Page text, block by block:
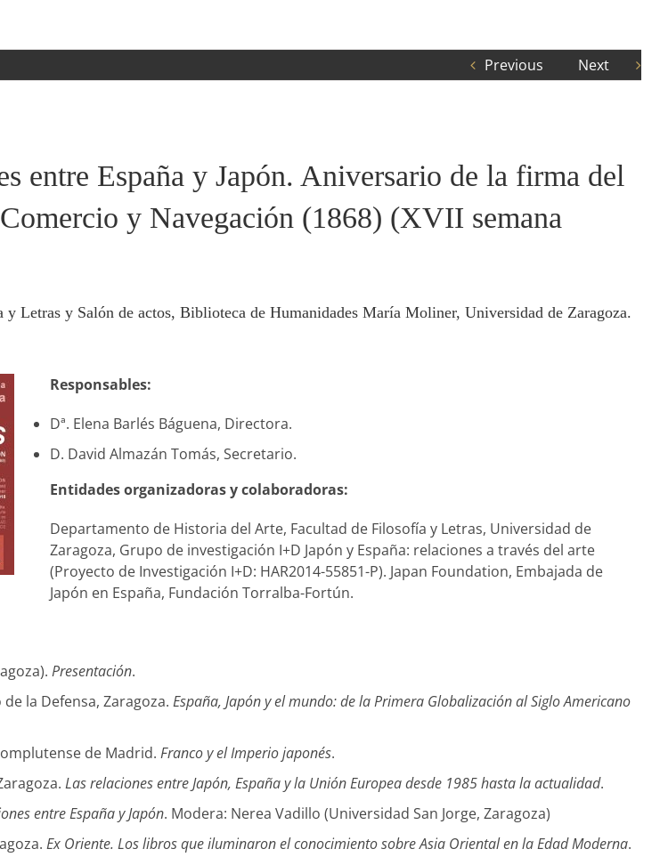
Previous Next
entre España y Japón. Aniversario de la firma del
y Navegación (1868) (XVII semana
Letras y Salón de actos, Biblioteca de Humanidades María Moliner, Universidad de Zaragoza.
Responsables:
Dª. Elena Barlés Báguena, Directora.
D. David Almazán Tomás, Secretario.
Entidades organizadoras y colaboradoras:
Departamento de Historia del Arte, Facultad de Filosofía y Letras, Universidad de
Zaragoza, Grupo de investigación I+D Japón y España: relaciones a través del arte
(Proyecto de Investigación I+D: HAR2014-55851-P). Japan Foundation, Embajada de
Japón en España, Fundación Torralba-Fortún.
Presentación.
la Defensa, Zaragoza. España, Japón y el mundo: de la Primera Globalización al Siglo Americano
de Madrid. Franco y el Imperio japonés.
Las relaciones entre Japón, España y la Unión Europea desde 1985 hasta la actualidad.
entre España y Japón. Modera: Nerea Vadillo (Universidad San Jorge, Zaragoza)
Ex Oriente. Los libros que iluminaron el conocimiento sobre Asia Oriental en la Edad Moderna.